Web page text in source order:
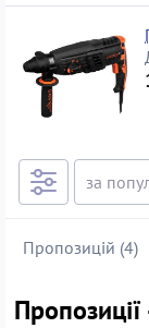
Пропозицій (4)